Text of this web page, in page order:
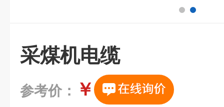
采煤机电缆
参考价： ￥